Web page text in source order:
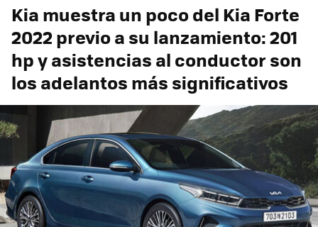
Kia muestra un poco del Kia Forte
2022 previo a su lanzamiento: 201
hp y asistencias al conductor son
los adelantos más significativos